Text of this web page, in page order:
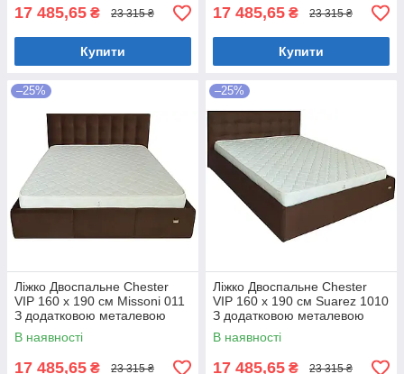
17 485,65 ₴ 23 315 ₴
Купити
17 485,65 ₴ 23 315 ₴
Купити
–25%
Ліжко Двоспальне Chester
VIP 160 х 190 см Missoni 011
З додатковою металевою
цільнозварною рамою
Темно-коричневий
В наявності
17 485,65 ₴ 23 315 ₴
–25%
Ліжко Двоспальне Chester
VIP 160 х 190 см Suarez 1010
З додатковою металевою
цільнозварною рамою
Коричневий
В наявності
17 485,65 ₴ 23 315 ₴